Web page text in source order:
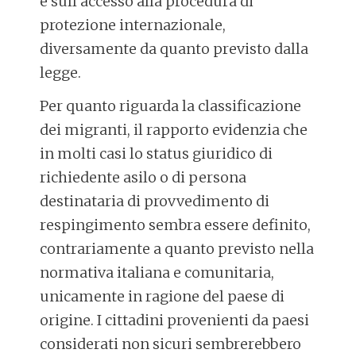
protezione internazionale,
diversamente da quanto previsto dalla
legge.
Per quanto riguarda la classificazione
dei migranti, il rapporto evidenzia che
in molti casi lo status giuridico di
richiedente asilo o di persona
destinataria di provvedimento di
respingimento sembra essere definito,
contrariamente a quanto previsto nella
normativa italiana e comunitaria,
unicamente in ragione del paese di
origine. I cittadini provenienti da paesi
considerati non sicuri sembrerebbero